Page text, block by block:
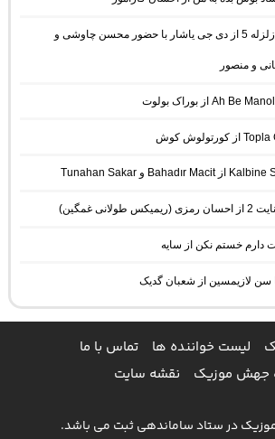
دانلود آهنگ ریمیکس زلزله 5 از دی جی یاشار با حضور محسن چاوشی و
و منصور
غمگین)
دارم خستم نکن از سایه
سن لازیمسین از شعبان گدیک
لیست خواننده ها
تماس با ما
جهش موزیک
نقشه سایت
در ستاد ساماندهی ثبت می باشد.